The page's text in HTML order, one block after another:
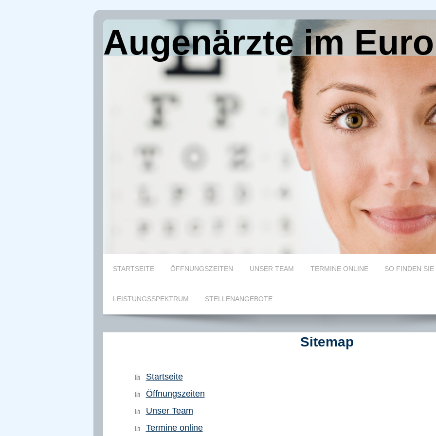
Augenärzte im
STARTSEITE ÖFFNUNGSZEITEN UNSER TEAM TERMINE ONLINE SO FINDEN SIE
LEISTUNGSSPEKTRUM STELLENANGEBOTE
Sitemap
Startseite
Öffnungszeiten
Unser Team
Termine online